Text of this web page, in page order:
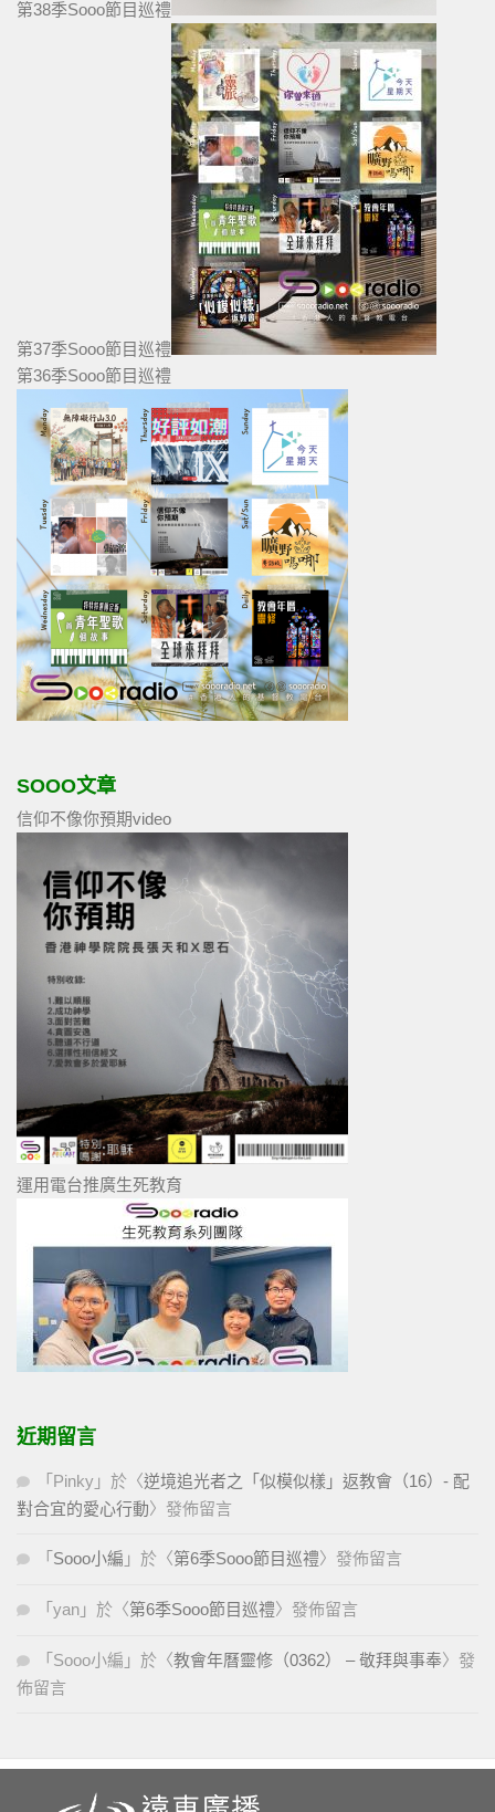
第38季Sooo節目巡禮
第37季Sooo節目巡禮
第36季Sooo節目巡禮
SOOO文章
信仰不像你預期video
運用電台推廣生死教育
近期留言
「 Pinky 」於〈逆境追光者之「似模似樣」返教會（16）- 配
對合宜的愛心行動〉發佈留言
「 Sooo小編 」於〈第6季Sooo節目巡禮〉發佈留言
「 yan 」於〈第6季Sooo節目巡禮〉發佈留言
「 Sooo小編 」於〈教會年曆靈修（0362） – 敬拜與事奉〉發
佈留言